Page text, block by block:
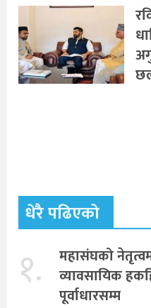
धेरै पढिएको
१.
महासंघको
व्यावसायिक
पूर्वाधारसम्म